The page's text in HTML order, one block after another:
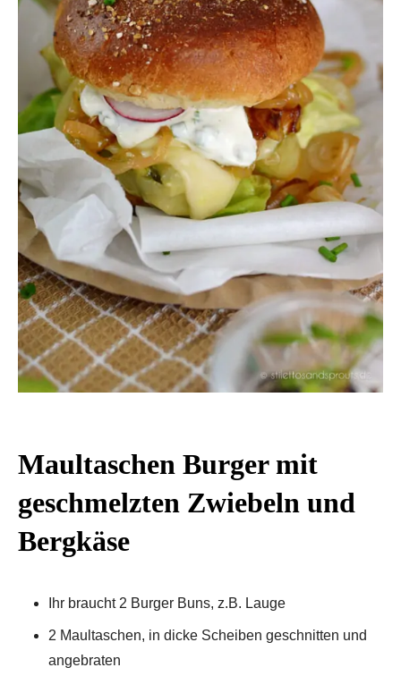
Maultaschen Burger mit
geschmelzten Zwiebeln und
Bergkäse
Ihr braucht 2 Burger Buns, z.B. Lauge
2 Maultaschen, in dicke Scheiben geschnitten und
angebraten